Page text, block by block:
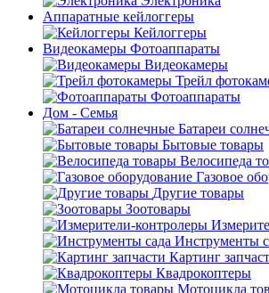
Аппаратные кейлоггеры
Кейлоггеры
Видеокамеры Фотоаппараты
Видеокамеры
Трейл
Фотоаппараты
Дом - Семья
Батареи
Бытовые товары
Велосипеда
Газовое
Другие товары
Зоотовары
Инструменты
Картинг
Квадрокоптеры
Мотоцикла